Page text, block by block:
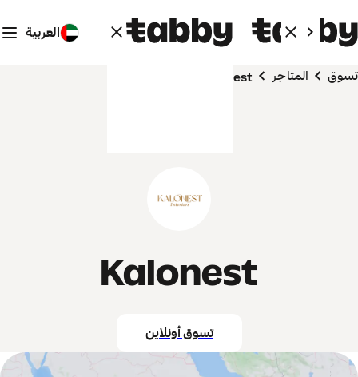
العربية
تسوق المتاجر Kalonest
Kalonest
تسوق أونلاين